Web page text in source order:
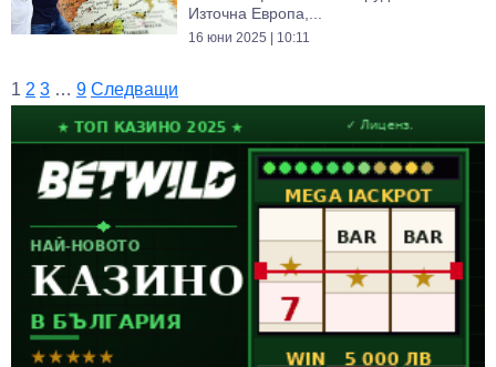
Източна Европа,...
16 юни 2025 | 10:11
1 2 3 … 9 Следващи